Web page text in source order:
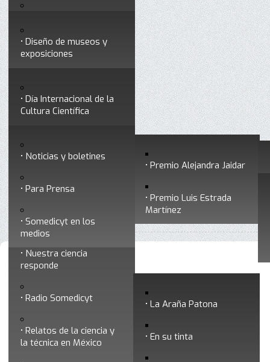
Socios vigentes
Consejo Directivo
profesionales
Premios a divulgadores Premio Alejandra Jaidar
Premio Luis Estrada
Martínez
Servicios
Diseño de museos y
exposiciones
formar divulgadores
Día Internacional de la
Cultura Científica
Ciencia y Tecnología
Nuestra ciencia
responde
Radio Somedicyt La Araña Patona
En su tinta
Relatos de la ciencia y
la técnica en México
Noticias y boletines
Para Prensa
Somedicyt en los
medios
Contacto
Somedicyt en los medios
•
Archivo de Somedicyt en los medios
Agosto 2020